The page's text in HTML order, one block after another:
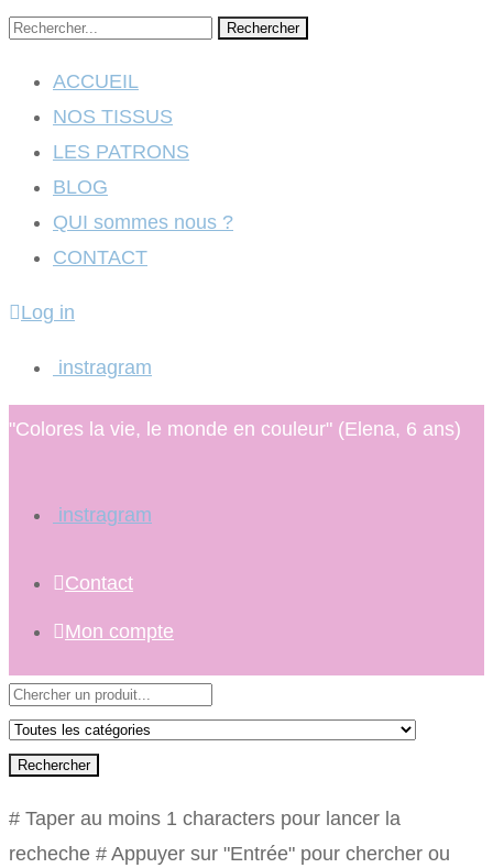
Rechercher
ACCUEIL
NOS TISSUS
LES PATRONS
BLOG
QUI sommes nous ?
CONTACT
Log in
instragram
"Colores la vie, le monde en couleur" (Elena, 6 ans)
instragram
Contact
Mon compte
Rechercher
# Taper au moins 1 characters pour lancer la
recheche # Appuyer sur "Entrée" pour chercher ou